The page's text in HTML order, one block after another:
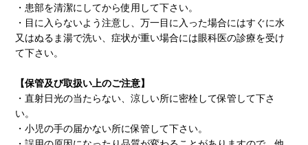
・患部を清潔にしてから使用して下さい。
・目に入らないよう注意し、万一目に入った場合にはすぐに水
又はぬるま湯で洗い、症状が重い場合には眼科医の診療を受け
て下さい。
【保管及び取扱い上のご注意】
・直射日光の当たらない、涼しい所に密栓して保管して下さ
い。
・小児の手の届かない所に保管して下さい。